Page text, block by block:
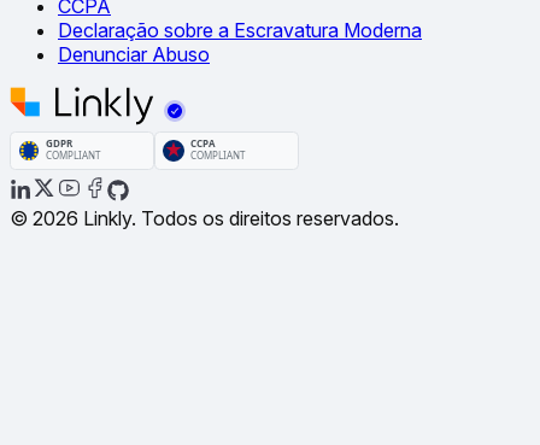
CCPA
Declaração sobre a Escravatura Moderna
Denunciar Abuso
© 2026 Linkly. Todos os direitos reservados.